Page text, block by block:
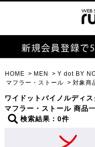
HOME MEN Y dot BY
マフラー・ストール
対象商
ワイドットバイノルディ
マフラー・ストール 商品
検索結果：0件